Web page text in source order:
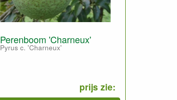
Perenboom 'Charneux'
Pyrus c. 'Charneux'
prijs zie: